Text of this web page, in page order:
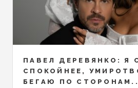
ПАВЕЛ ДЕРЕВЯНКО: Я
СПОКОЙНЕЕ,
БЕГАЮ ПО